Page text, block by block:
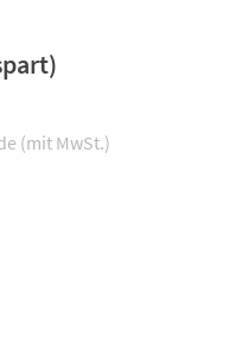
(mit MwSt.)